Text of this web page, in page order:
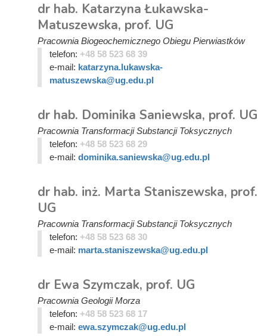
dr hab. Katarzyna Łukawska-
Matuszewska, prof. UG
Pracownia Biogeochemicznego Obiegu Pierwiastków
telefon: +48 58 523 68 39
e-mail: katarzyna.lukawska-
matuszewska@ug.edu.pl
dr hab. Dominika Saniewska, prof. UG
Pracownia Transformacji Substancji Toksycznych
telefon: +48 58 523 68 29
e-mail: dominika.saniewska@ug.edu.pl
dr hab. inż. Marta Staniszewska, prof.
UG
Pracownia Transformacji Substancji Toksycznych
telefon: +48 58 523 68 30
e-mail: marta.staniszewska@ug.edu.pl
dr Ewa Szymczak, prof. UG
Pracownia Geologii Morza
telefon: +48 58 523 68 17
e-mail: ewa.szymczak@ug.edu.pl